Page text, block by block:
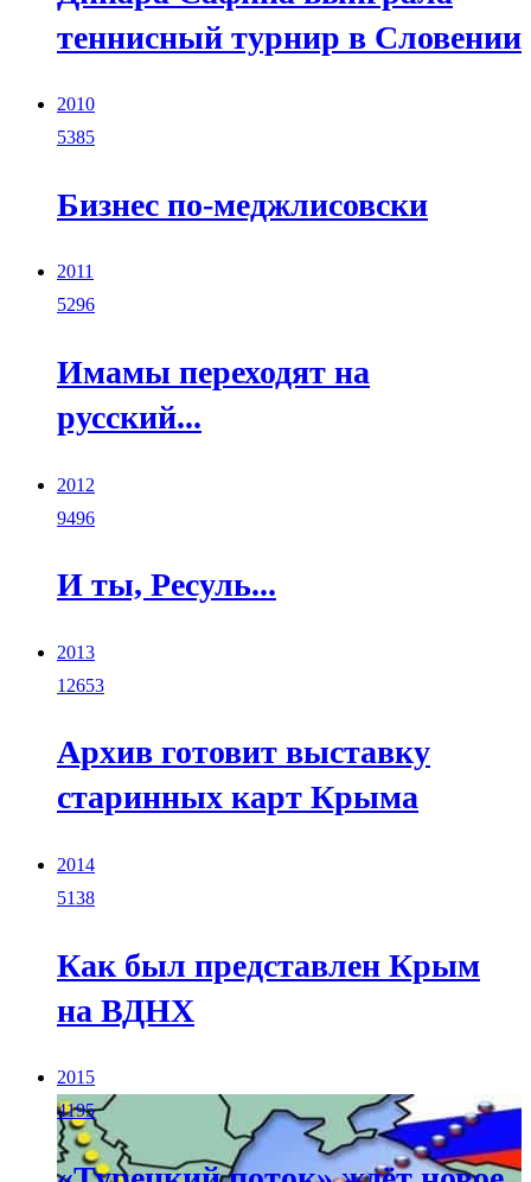
теннисный турнир в Словении
2010
5385
Бизнес по-меджлисовски
2011
5296
Имамы переходят на
русский...
2012
9496
И ты, Ресуль...
2013
12653
Архив готовит выставку
старинных карт Крыма
2014
5138
Как был представлен Крым
на ВДНХ
2015
4195